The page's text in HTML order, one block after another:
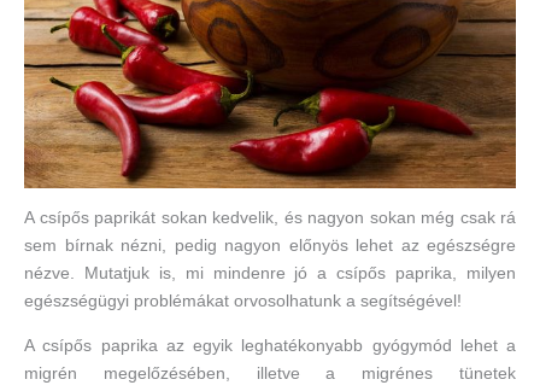
A csípős paprikát sokan kedvelik, és nagyon sokan még csak rá
sem bírnak nézni, pedig nagyon előnyös lehet az egészségre
nézve. Mutatjuk is, mi mindenre jó a csípős paprika, milyen
egészségügyi problémákat orvosolhatunk a segítségével!
A csípős paprika az egyik leghatékonyabb gyógymód lehet a
migrén megelőzésében, illetve a migrénes tünetek